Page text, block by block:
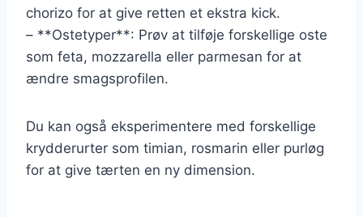
chorizo for at give retten et ekstra kick.
– **Ostetyper**: Prøv at tilføje forskellige oste
som feta, mozzarella eller parmesan for at
ændre smagsprofilen.
Du kan også eksperimentere med forskellige
krydderurter som timian, rosmarin eller purløg
for at give tærten en ny dimension.